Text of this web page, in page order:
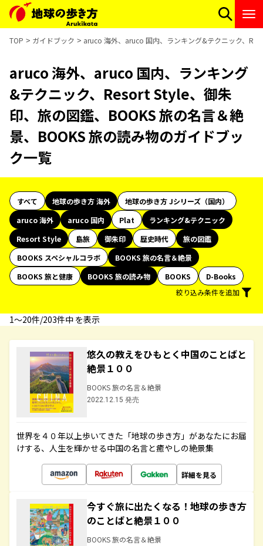
TOP ガイドブック aruco 海外、aruco 国内、ランキング&テクニック、
aruco 海外、aruco 国内、ランキング
&テクニック、Resort Style、御朱
印、旅の図鑑、BOOKS 旅の名言＆絶
景、BOOKS 旅の読み物のガイドブッ
ク一覧
すべて 地球の歩き方 海外
地球の歩き方 Jシリーズ（国内）
aruco 海外
aruco 国内 Plat
ランキング&テクニック
Resort Style
島旅 御朱印 歴史時代
旅の図鑑
BOOKS スペシャルコラボ
BOOKS 旅の名言＆絶景
BOOKS 旅と健康
BOOKS 旅の読み物 BOOKS
D-Books
絞り込み条件を追加
1〜20件/203件中 を表示
悠久の教えをひもとく中国のことばと
絶景１００
BOOKS 旅の名言＆絶景
2022.12.15 発売
世界を４０年以上歩いてきた「地球の歩き方」があなたにお届
けする、人生を輝かせる中国の名言と癒やしの絶景集
詳細を見る
今すぐ旅に出たくなる！地球の歩き方
のことばと絶景１００
BOOKS 旅の名言＆絶景